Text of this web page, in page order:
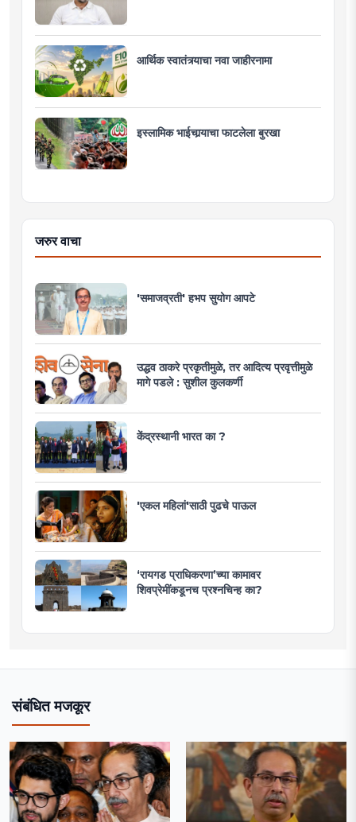
आर्थिक स्वातंत्र्याचा नवा जाहीरनामा
इस्लामिक भाईचार्‍याचा फाटलेला बुरखा
जरुर वाचा
'समाजव्रती' हभप सुयोग आपटे
उद्धव ठाकरे प्रकृतीमुळे, तर आदित्य प्रवृत्तीमुळे
मागे पडले : सुशील कुलकर्णी
केंद्रस्थानी भारत का ?
'एकल महिलां'साठी पुढचे पाऊल
‘रायगड प्राधिकरणा’च्या कामावर
शिवप्रेमींकडूनच प्रश्नचिन्ह का?
संबंधित मजकूर